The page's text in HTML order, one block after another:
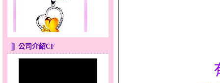
心之舞～金銀鋼套鍊
公司介紹CF